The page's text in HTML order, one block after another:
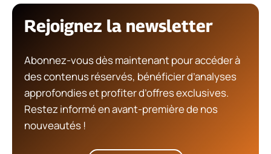
Rejoignez la newsletter
Abonnez-vous dès maintenant pour accéder à
des contenus réservés, bénéficier d’analyses
approfondies et profiter d’offres exclusives.
Restez informé en avant-première de nos
nouveautés !